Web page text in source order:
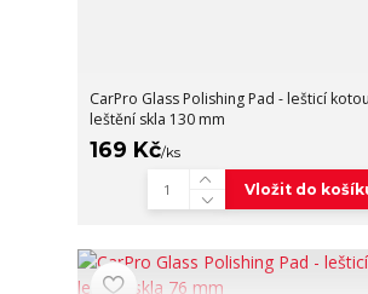
CarPro Glass Polishing Pad - lešticí
leštění skla 130 mm
169 Kč/ks
Vložit do